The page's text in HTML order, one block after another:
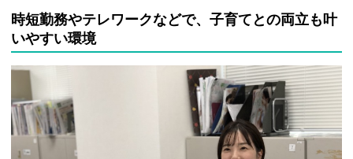
時短勤務やテレワークなどで、子育てとの両立も叶
いやすい環境